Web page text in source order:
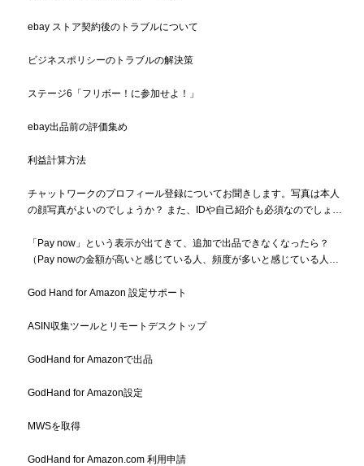
ebay ストア契約後のトラブルについて
ビジネスポリシーのトラブルの解決策
ステージ6「フリボー！に参加せよ！」
ebay出品前の評価集め
利益計算方法
チャットワークのプロフィール登録についてお聞きします。写真は本人
の顔写真がよいのでしょうか？ また、IDや自己紹介も必須なのでしょう
「Pay now」という表示が出てきて、追加で出品できなくなったら？
（Pay nowの金額が高いと感じている人、頻度が多いと感じている人も
God Hand for Amazon 設定サポート
ASIN収集ツールとリモートデスクトップ
GodHand for Amazonで出品
GodHand for Amazon設定
MWSを取得
GodHand for Amazon.com 利用申請